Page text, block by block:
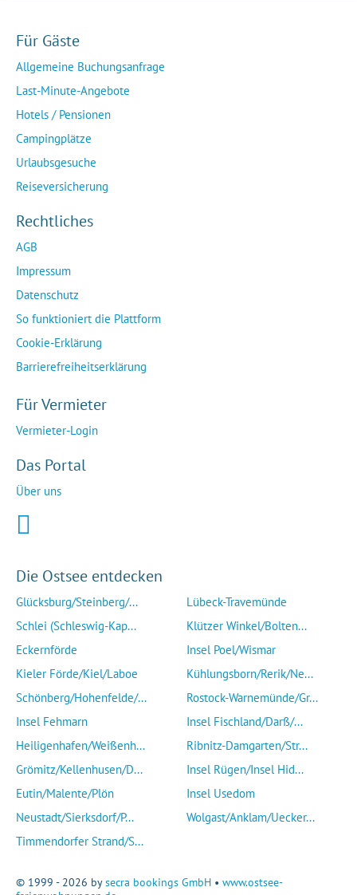
Für Gäste
Allgemeine Buchungsanfrage
Last-Minute-Angebote
Hotels / Pensionen
Campingplätze
Urlaubsgesuche
Reiseversicherung
Rechtliches
AGB
Impressum
Datenschutz
So funktioniert die Plattform
Cookie-Erklärung
Barrierefreiheitserklärung
Für Vermieter
Vermieter-Login
Das Portal
Über uns
Die Ostsee entdecken
Glücksburg/Steinberg/...
Schlei (Schleswig-Kap...
Eckernförde
Kieler Förde/Kiel/Laboe
Schönberg/Hohenfelde/...
Insel Fehmarn
Heiligenhafen/Weißenh...
Grömitz/Kellenhusen/D...
Eutin/Malente/Plön
Neustadt/Sierksdorf/P...
Timmendorfer Strand/S...
Lübeck-Travemünde
Klützer Winkel/Bolten...
Insel Poel/Wismar
Kühlungsborn/Rerik/Ne...
Rostock-Warnemünde/Gr...
Insel Fischland/Darß/...
Ribnitz-Damgarten/Str...
Insel Rügen/Insel Hid...
Insel Usedom
Wolgast/Anklam/Uecker...
© 1999 - 2026 bysecra bookings GmbH • www.ostsee-